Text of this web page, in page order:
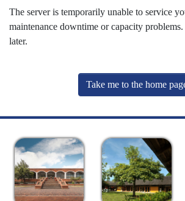
The server is temporarily unable to service
maintenance downtime or capacity problems.
later.
Take me to the home